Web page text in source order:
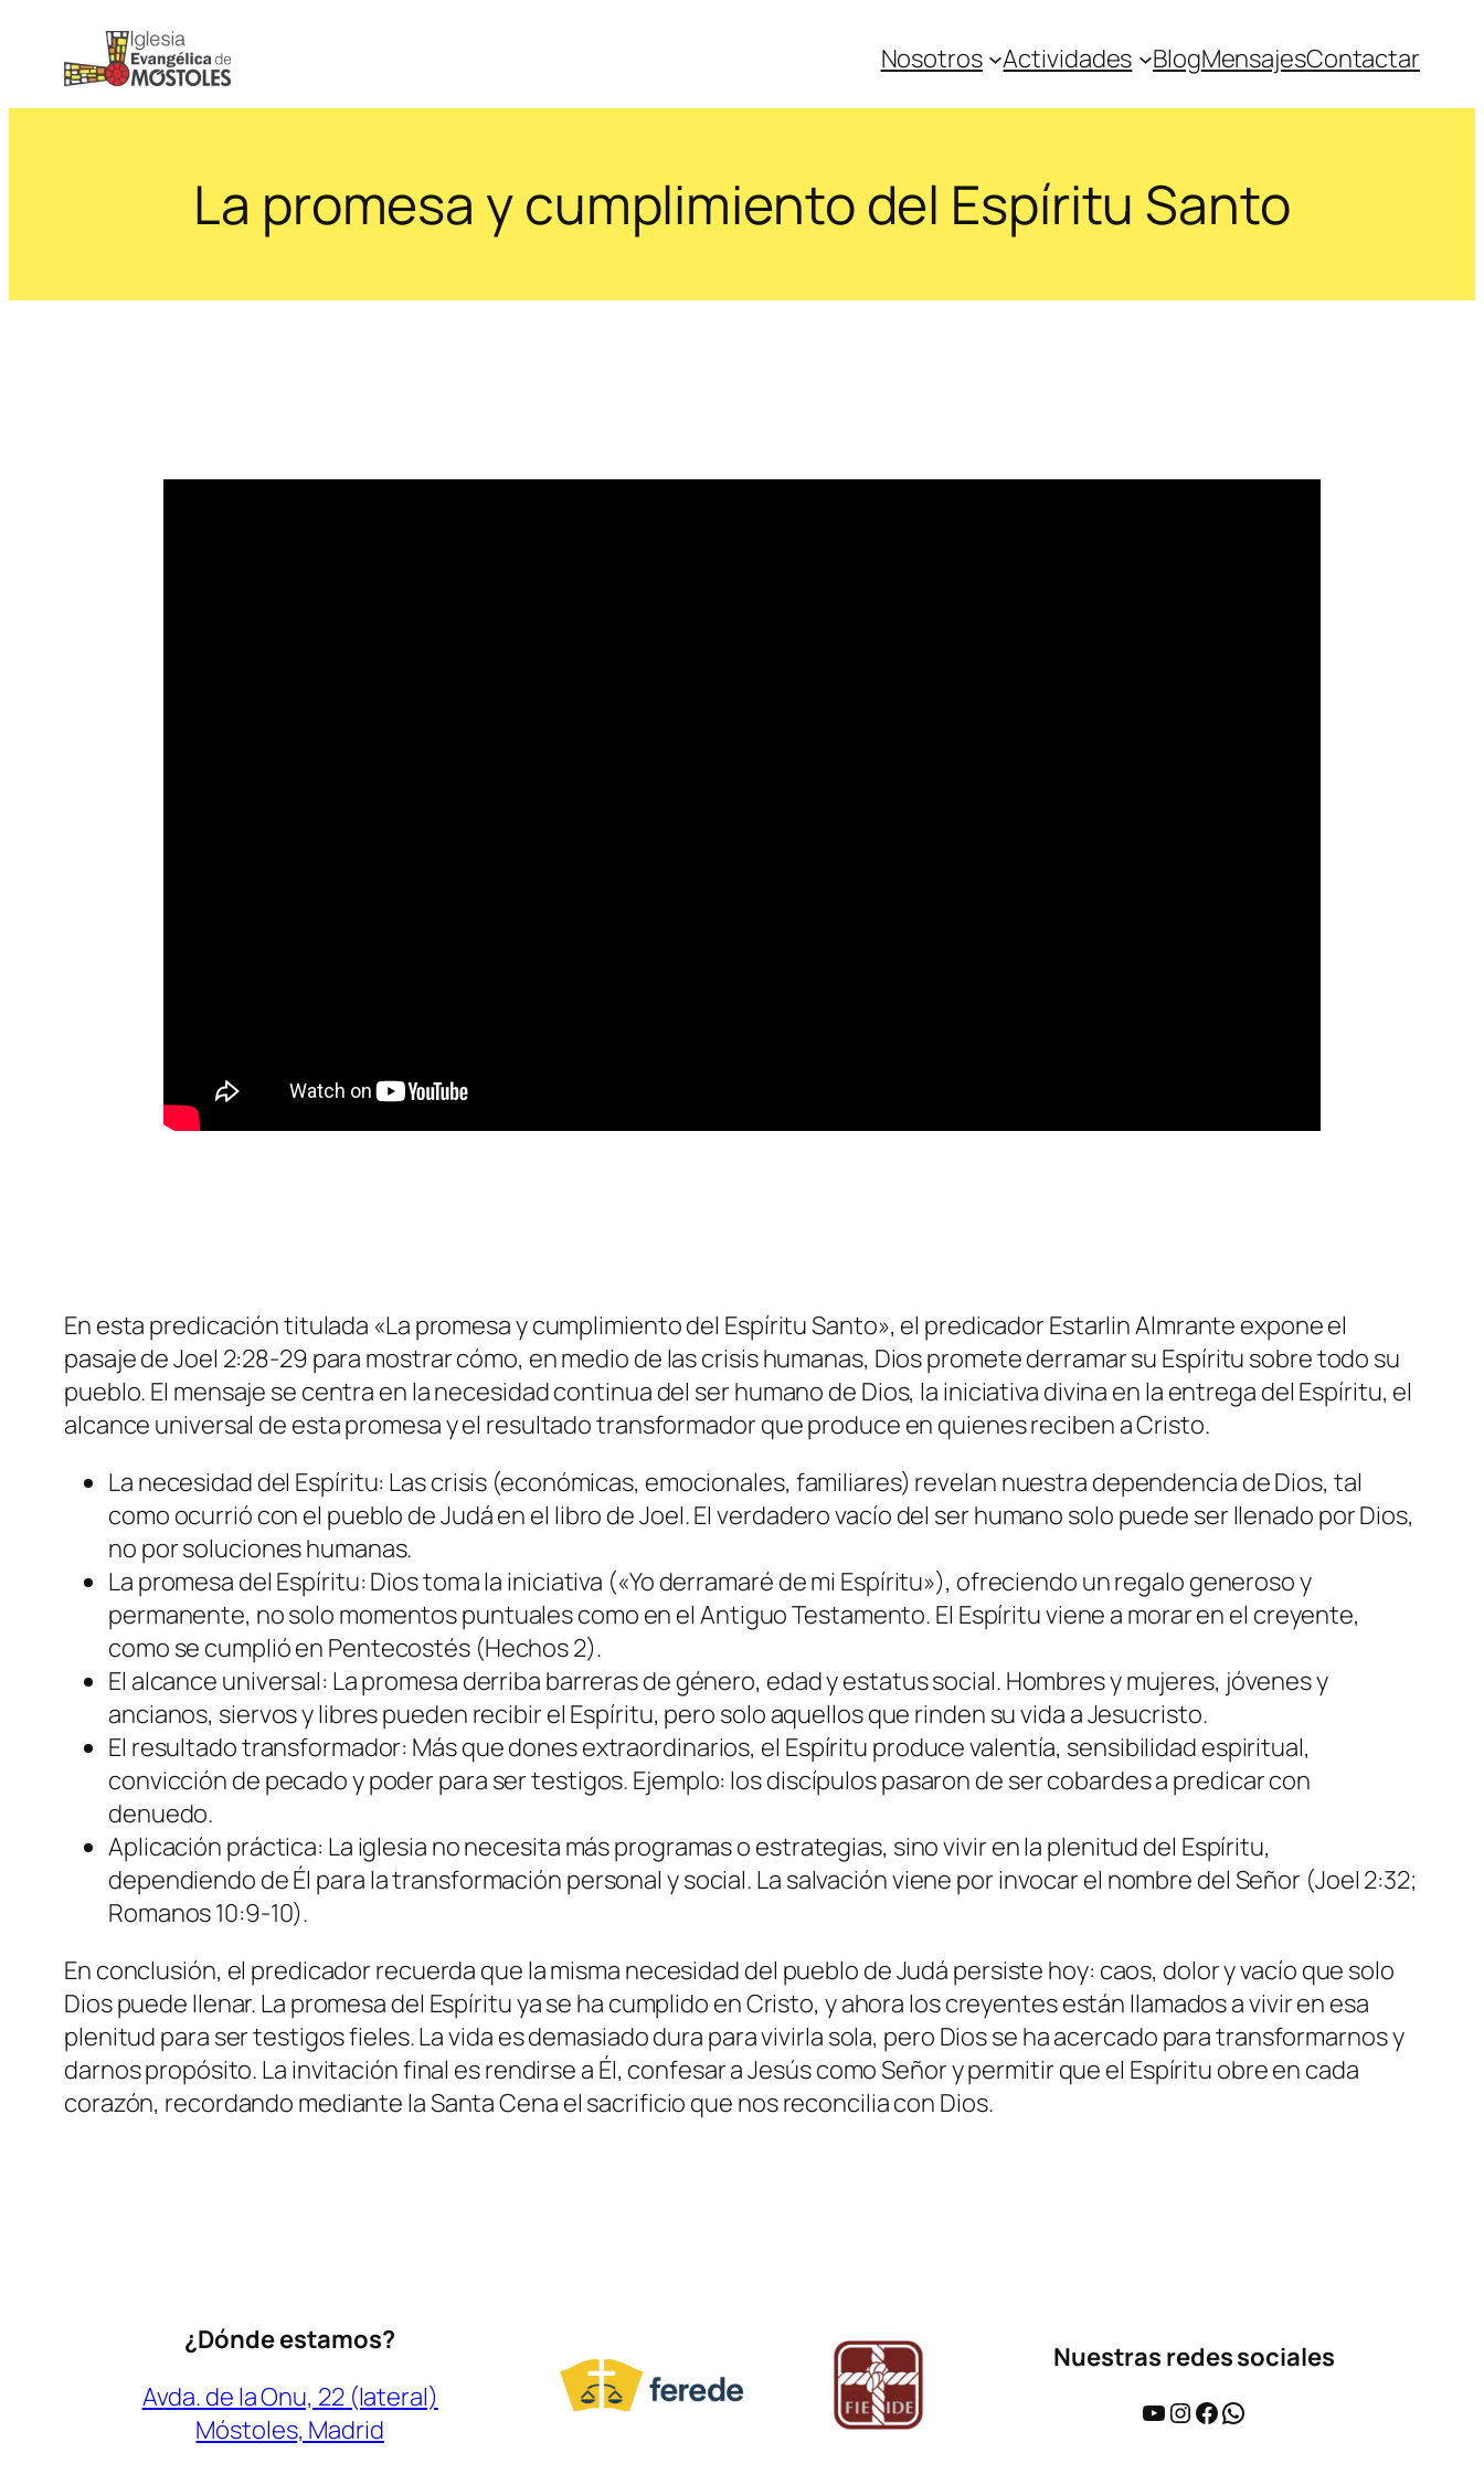
contenido
Nosotros Actividades BlogMensajesContactar
La promesa y cumplimiento del Espíritu Santo
En esta predicación titulada «La promesa y cumplimiento del Espíritu Santo», el predicador Estarlin Almrante expone el
pasaje de Joel 2:28-29 para mostrar cómo, en medio de las crisis humanas, Dios promete derramar su Espíritu sobre todo su
pueblo. El mensaje se centra en la necesidad continua del ser humano de Dios, la iniciativa divina en la entrega del Espíritu, el
alcance universal de esta promesa y el resultado transformador que produce en quienes reciben a Cristo.
La necesidad del Espíritu: Las crisis (económicas, emocionales, familiares) revelan nuestra dependencia de Dios, tal
como ocurrió con el pueblo de Judá en el libro de Joel. El verdadero vacío del ser humano solo puede ser llenado por Dios,
no por soluciones humanas.
La promesa del Espíritu: Dios toma la iniciativa («Yo derramaré de mi Espíritu»), ofreciendo un regalo generoso y
permanente, no solo momentos puntuales como en el Antiguo Testamento. El Espíritu viene a morar en el creyente,
como se cumplió en Pentecostés (Hechos 2).
El alcance universal: La promesa derriba barreras de género, edad y estatus social. Hombres y mujeres, jóvenes y
ancianos, siervos y libres pueden recibir el Espíritu, pero solo aquellos que rinden su vida a Jesucristo.
El resultado transformador: Más que dones extraordinarios, el Espíritu produce valentía, sensibilidad espiritual,
convicción de pecado y poder para ser testigos. Ejemplo: los discípulos pasaron de ser cobardes a predicar con
denuedo.
Aplicación práctica: La iglesia no necesita más programas o estrategias, sino vivir en la plenitud del Espíritu,
dependiendo de Él para la transformación personal y social. La salvación viene por invocar el nombre del Señor (Joel 2:32;
Romanos 10:9-10).
En conclusión, el predicador recuerda que la misma necesidad del pueblo de Judá persiste hoy: caos, dolor y vacío que solo
Dios puede llenar. La promesa del Espíritu ya se ha cumplido en Cristo, y ahora los creyentes están llamados a vivir en esa
plenitud para ser testigos fieles. La vida es demasiado dura para vivirla sola, pero Dios se ha acercado para transformarnos y
darnos propósito. La invitación final es rendirse a Él, confesar a Jesús como Señor y permitir que el Espíritu obre en cada
corazón, recordando mediante la Santa Cena el sacrificio que nos reconcilia con Dios.
¿Dónde estamos?
Avda. de la Onu, 22 (lateral)
Móstoles, Madrid
Nuestras redes sociales
YouTube Instagram Facebook WhatsApp